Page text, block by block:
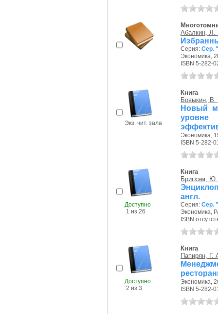
Абалкин, Л.
Серия: Сер.
Экономика,
ISBN 5-282-
Экз. чит. зала
Книга
Бовыкин,
Новый
уровне
Экономика,
ISBN 5-282-
Доступно
1 из 26
Книга
Бригхэм,
англ.
Серия: Сер.
Экономика,
ISBN
Доступно
2 из 3
Книга
Папирян, Г.
Экономика,
ISBN 5-282-